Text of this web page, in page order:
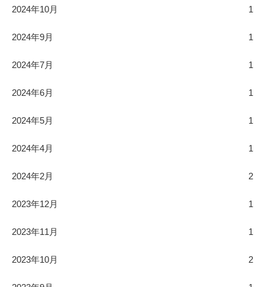
2024年10月 1
2024年9月 1
2024年7月 1
2024年6月 1
2024年5月 1
2024年4月 1
2024年2月 2
2023年12月 1
2023年11月 1
2023年10月 2